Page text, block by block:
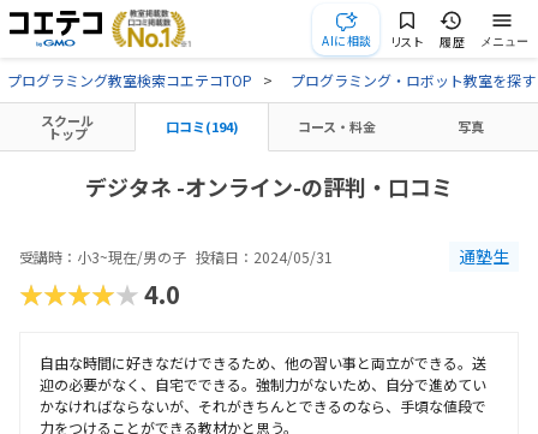
AIに相談 リスト 履歴 メニュー
プログラミング教室検索コエテコTOP プログラミング・ロボット教室を探す
スクール
トップ 口コミ(194) コース・料金 写真
デジタネ -オンライン-の評判・口コミ
受講時：小3~現在/男の子 投稿日：2024/05/31 通塾生
★★★★★4.0
自由な時間に好きなだけできるため、他の習い事と両立ができる。送
迎の必要がなく、自宅でできる。強制力がないため、自分で進めてい
かなければならないが、それがきちんとできるのなら、手頃な値段で
力をつけることができる教材かと思う。